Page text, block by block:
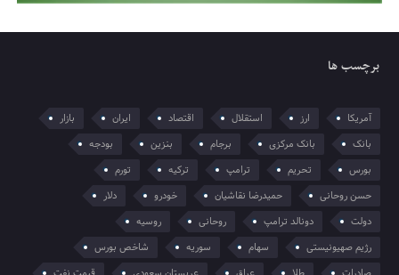
برچسب ها
آمریکا ارز استقلال اقتصاد ایران
بازار
بانک
بانک مرکزی برجام بنزین
بودجه
بورس
تحریم ترامپ ترکیه
تورم
حسن روحانی
حمیدرضا نقاشیان خودرو
دلار
دولت
دونالد ترامپ روحانی
روسیه
رژیم صهیونیستی
سهام سوریه
شاخص بورس